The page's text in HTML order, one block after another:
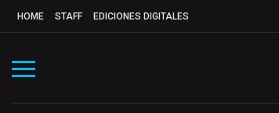
HOME STAFF EDICIONES DIGITALES